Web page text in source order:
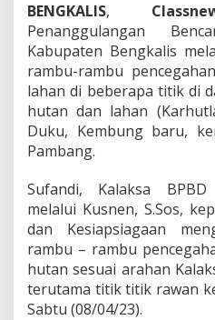
M
e
a
s
a
n
a
n
P
e
m
a
s
a
BENGKALIS,
Penanggulangan
Kabupaten Bengkalis
rambu-rambu
lahan di beberapa titik di
hutan dan lahan
Duku, Kembung baru,
Pambang.
Sufandi, Kalaksa
melalui Kusnen, S.Sos,
dan Kesiapsiagaan
rambu – rambu
hutan sesuai arahan
terutama titik titik rawan
Sabtu (08/04/23).